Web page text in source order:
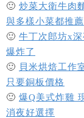
🙂 炒菜大衛牛肉
與多樣小菜都推薦
🙂 牛丁次郎坊x
爆炸了
🙂 貝米烘焙工作
只要銅板價格
🙂 爆Q美式炸雞
消夜好選擇